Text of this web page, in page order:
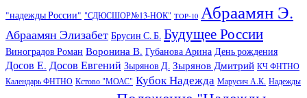
"надежды России" "СДЮСШОР№13-НОК" TOP-10 Абраамян Э.
Абраамян Элизабет Брусин С. Б. Будущее России
Виноградов Роман Воронина В. Губанова Арина День рождения
Досов Е. Досов Евгений Зырянов Д. Зырянов Дмитрий КЧ ФНТНО
Календарь ФНТНО Кстово "МОАС" Кубок Надежда Марусич А.К. Надежды